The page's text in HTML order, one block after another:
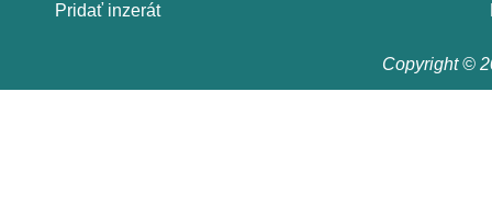
Pridať inzerát
Copyright ©